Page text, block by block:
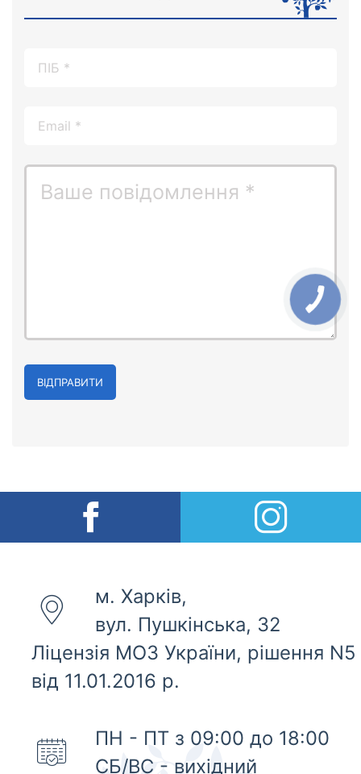
ВІДПРАВИТИ
м. Харків,
вул. Пушкінська, 32
Ліцензія МОЗ України, рішення N5
від 11.01.2016 р.
ПН - ПТ з 09:00 до 18:00
СБ/ВС - вихідний